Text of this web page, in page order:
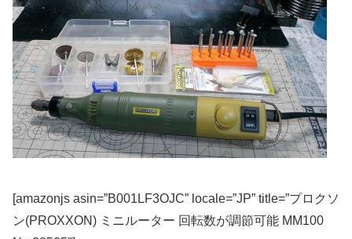
[amazonjs asin=”B001LF3OJC” locale=”JP” title=”プロクソ
ン(PROXXON) ミニルーター 回転数が調節可能 MM100